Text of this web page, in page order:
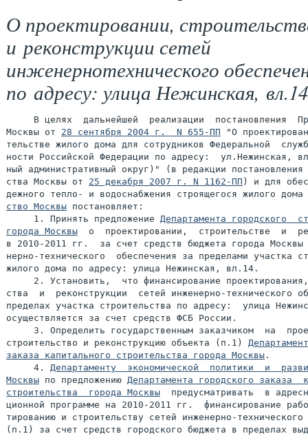
О проектировании,
и реконструкции сетей
инженернотехнического
по адресу: улица Нежинская, вл.14
В целях  дальнейшей  реализации  постановления
Москвы от 28 сентября 2004 г.  N 655-ПП "О
тельстве жилого дома для сотрудников Федеральной
ности Российской Федерации по адресу:  ул.Нежинская,
ный административный округ)" (в редакции
ства Москвы от 25 декабря 2007 г. N 1162-ПП ) и для
дежного тепло- и водоснабжения строящегося жилого
ство Москвы постановляет:
     1. Принять предложение
Департамента городского
города Москвы
о  проектировании,  строительстве  и
в 2010-2011 гг.  за счет средств бюджета города Москвы
нерно-технического  обеспечения за пределами участка
жилого дома по адресу: улица Нежинская, вл.14.
2. Установить,  что финансирование
ства  и  реконструкции  сетей инженерно-технического
пределах участка строительства по адресу:  улица
осуществляется за счет средств ФСБ России.
3. Определить государственным заказчиком  на
строительство и реконструкцию объекта (п.1)
заказа капитального строительства города Москвы .
     4.
Департаменту  экономической  политики  и
Москвы по предложению Департамента городского заказа
строительства  города Москвы
предусматривать  в
ционной программе на 2010-2011 гг.  финансирование
тированию и строительству сетей инженерно-технического
(п.1) за счет средств городского бюджета в пределах